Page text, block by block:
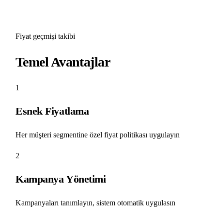
Fiyat geçmişi takibi
Temel Avantajlar
1
Esnek Fiyatlama
Her müşteri segmentine özel fiyat politikası uygulayın
2
Kampanya Yönetimi
Kampanyaları tanımlayın, sistem otomatik uygulasın